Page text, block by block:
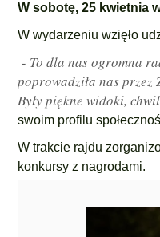
W sobotę, 25 kwietnia
W wydarzeniu wzięło
- To dla nas ogromna
poprowadziła nas
Były piękne widoki,
swoim profilu
W trakcie rajdu
konkursy z nagrodami.